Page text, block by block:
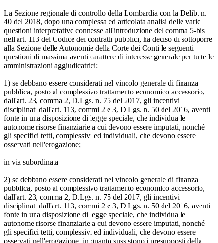
La Sezione regionale di controllo della Lombardia con la Delib. n.
40 del 2018, dopo una complessa ed articolata analisi delle varie
questioni interpretative connesse all'introduzione del comma 5-bis
nell'art. 113 del Codice dei contratti pubblici, ha deciso di sottoporre
alla Sezione delle Autonomie della Corte dei Conti le seguenti
questioni di massima aventi carattere di interesse generale per tutte le
amministrazioni aggiudicatrici:
1) se debbano essere considerati nel vincolo generale di finanza
pubblica, posto al complessivo trattamento economico accessorio,
dall'art. 23, comma 2, D.Lgs. n. 75 del 2017, gli incentivi
disciplinati dall'art. 113, commi 2 e 3, D.Lgs. n. 50 del 2016, aventi
fonte in una disposizione di legge speciale, che individua le
autonome risorse finanziarie a cui devono essere imputati, nonché
gli specifici tetti, complessivi ed individuali, che devono essere
osservati nell'erogazione;
in via subordinata
2) se debbano essere considerati nel vincolo generale di finanza
pubblica, posto al complessivo trattamento economico accessorio,
dall'art. 23, comma 2, D.Lgs. n. 75 del 2017, gli incentivi
disciplinati dall'art. 113, commi 2 e 3, D.Lgs. n. 50 del 2016, aventi
fonte in una disposizione di legge speciale, che individua le
autonome risorse finanziarie a cui devono essere imputati, nonché
gli specifici tetti, complessivi ed individuali, che devono essere
osservati nell'erogazione, in quanto sussistono i presupposti della